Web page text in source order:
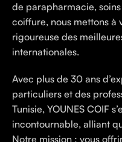
de parapharmacie,
coiffure, nous mettons à
rigoureuse des
internationales.
Avec plus de 30 ans
particuliers et des
Tunisie, YOUNES COIF
incontournable, alliant
Notre mission : vous